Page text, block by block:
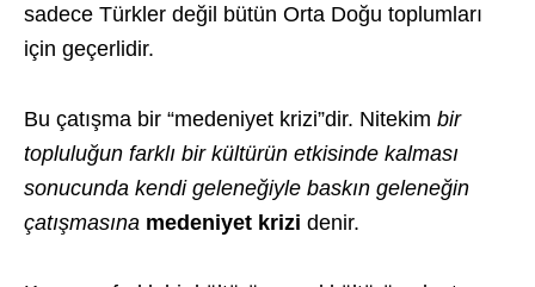
sadece Türkler değil bütün Orta Doğu toplumları
için geçerlidir.
Bu çatışma bir “medeniyet krizi”dir. Nitekim bir
topluluğun farklı bir kültürün etkisinde kalması
sonucunda kendi geleneğiyle baskın geleneğin
çatışmasına medeniyet krizi denir.